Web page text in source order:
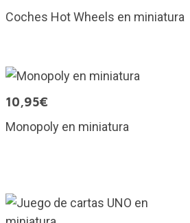
Coches Hot Wheels en miniatura
10,95€
Monopoly en miniatura